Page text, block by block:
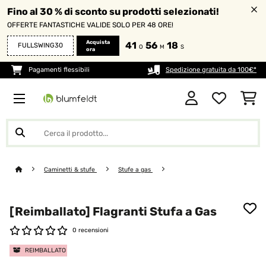
Fino al 30 % di sconto su prodotti selezionati!
OFFERTE FANTASTICHE VALIDE SOLO PER 48 ORE!
FULLSWING30
Acquista
ora
41 O 56 M 18 S
Pagamenti flessibili Spedizione gratuita da 100€*
Caminetti & stufe Stufe a gas
[Reimballato] Flagranti Stufa a Gas
0 recensioni
REIMBALLATO